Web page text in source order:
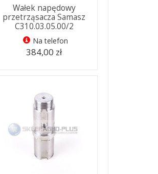
Wałek napędowy
przetrząsacza Samasz
C310.03.05.00/2
Na telefon
384,00 zł